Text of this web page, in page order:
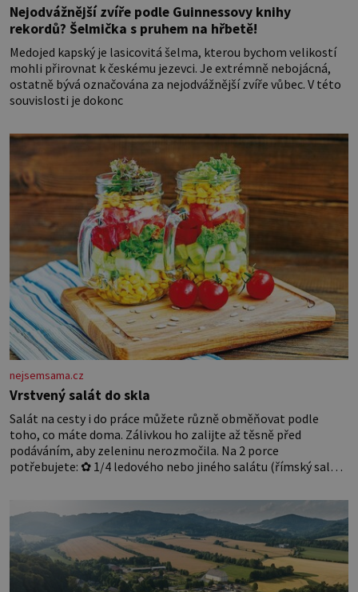
Nejodvážnější zvíře podle Guinnessovy knihy
rekordů? Šelmička s pruhem na hřbetě!
Medojed kapský je lasicovitá šelma, kterou bychom velikostí
mohli přirovnat k českému jezevci. Je extrémně nebojácná,
ostatně bývá označována za nejodvážnější zvíře vůbec. V této
souvislosti je dokonc
nejsemsama.cz
Vrstvený salát do skla
Salát na cesty i do práce můžete různě obměňovat podle
toho, co máte doma. Zálivkou ho zalijte až těsně před
podáváním, aby zeleninu nerozmočila. Na 2 porce
potřebujete: ✿ 1/4 ledového nebo jiného salátu (římský salát,
rajčata Zálivka: ✿ 4 lžíce olivového oleje ✿ 1 lžíci citronové
šťávy ✿ ½ stroužku